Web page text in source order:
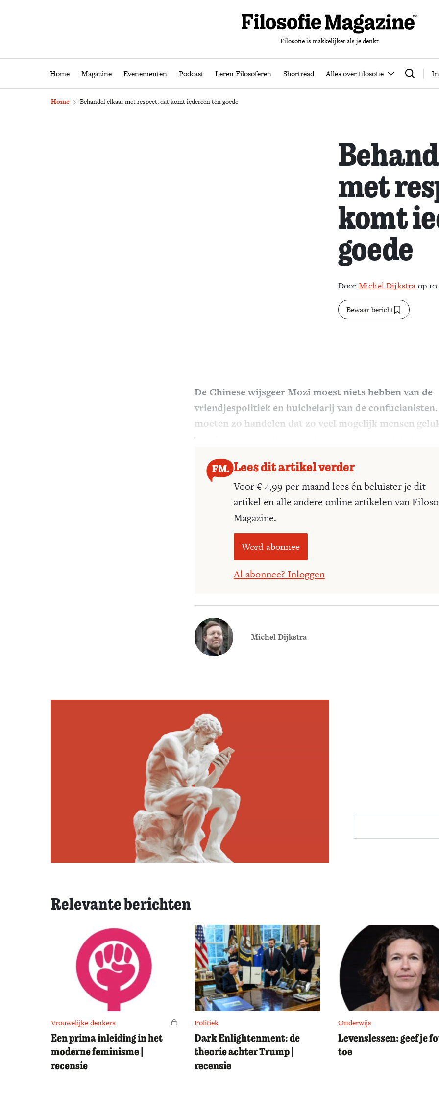
Filosofie is makkelijker als je denkt
Home Magazine Evenementen Podcast Leren Filosoferen Shortread Alles over filosofie Zoeken
Home Magazine Evenementen Podcast Leren Filosoferen Shortread Alles over
Home Behandel elkaar met respect, dat komt iedereen ten goede
met
komt
goede
Door Michel Dijkstra op
Bewaar bericht
De Chinese wijsgeer Mozi moest niets hebben van de
vriendjespolitiek en huichelarij van de confucianisten.
moeten zo handelen dat zo veel mogelijk mensen
worden, en niet alleen een bevoorrechte sociale kaste.
Lees dit artikel verder
Voor € 4,99 per maand lees én beluister je dit
artikel en alle andere online artikelen van
Magazine.
Word abonnee
Al abonnee? Inloggen
Michel Dijkstra
Relevante berichten
Vrouwelijke denkers Voor leden
Een prima inleiding in het
moderne feminisme |
recensie
Politiek
Dark Enlightenment: de
theorie achter Trump |
recensie
Onderwijs
Levenslessen: geef je
toe